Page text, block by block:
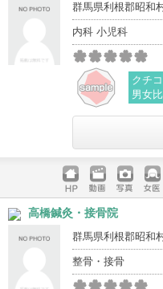
群馬県利根郡昭和
内科 小児科
クチコ
男女比
ホームペ
ージ
動画 写真 女医
高橋鍼灸・接骨院
群馬県利根郡昭和
整骨・接骨